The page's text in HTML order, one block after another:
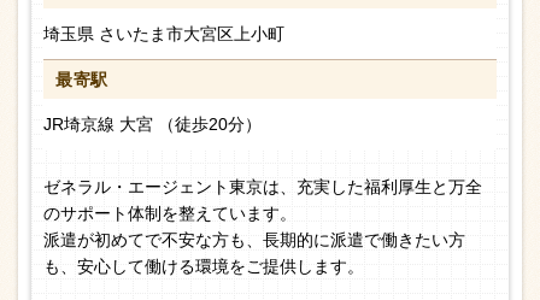
埼玉県 さいたま市大宮区上小町
最寄駅
JR埼京線 大宮 （徒歩20分）
ゼネラル・エージェント東京は、充実した福利厚生と万全
のサポート体制を整えています。
派遣が初めてで不安な方も、長期的に派遣で働きたい方
も、安心して働ける環境をご提供します。